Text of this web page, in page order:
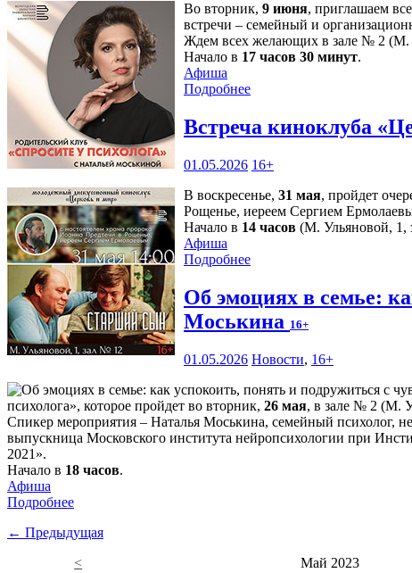
Во вторник, 9 июня, приглашаем
встречи – семейный и
Ждем всех желающих в зале № 2 (М.
Начало в 17 часов 30 минут.
Афиша
Подробнее
Встреча киноклуба
01.05.2026 16+
В воскресенье, 31 мая, пройдет
Рощенье, иереем Сергием
Начало в 14 часов (М. Ульяновой, 1,
Афиша
Подробнее
Об эмоциях в семье:
Моськина 16+
01.05.2026 Новости, 16+
психолога», которое пройдет во вторник, 26 мая, в зале № 2 (М.
Спикер мероприятия – Наталья Моськина, семейный психолог,
выпускница Московского института нейропсихологии при
2021».
Начало в 18 часов.
Афиша
Подробнее
← Предыдущая
<
Май 2023